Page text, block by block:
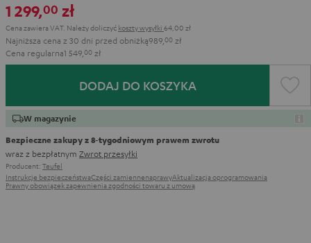
1 299,00 zł
Cena zawiera VAT. Należy doliczyć koszty wysyłki 64,00 zł
Najniższa cena z 30 dni przed obniżką989, 00 zł
Cena regularna1 549, 00 zł
DODAJ DO KOSZYKA
W magazynie
Bezpieczne zakupy z 8‑tygodniowym prawem zwrotu
wraz z bezpłatnym Zwrot przesyłki
Producent: Teufel
Instrukcje bezpieczeństwaCzęści zamiennenaprawyAktualizacja oprogramowania
Prawny obowiązek zapewnienia zgodności towaru z umową